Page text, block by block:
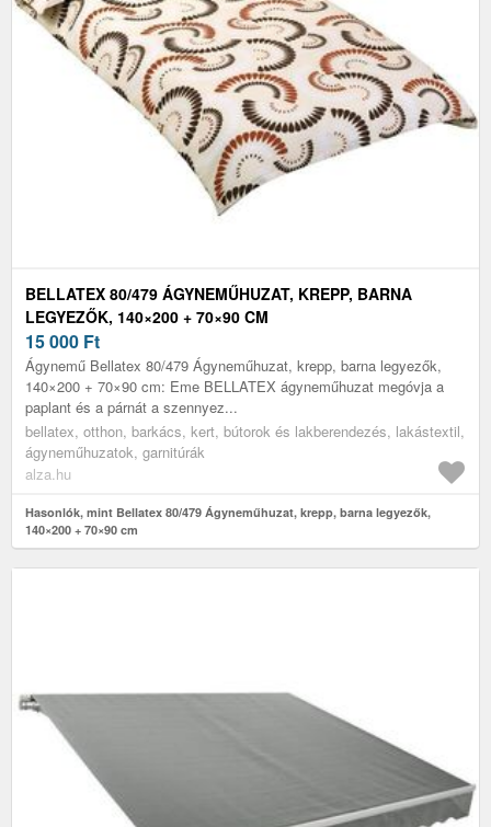
BELLATEX 80/479 ÁGYNEMŰHUZAT, KREPP, BARNA
LEGYEZŐK, 140×200 + 70×90 CM
15 000 Ft
Ágynemű Bellatex 80/479 Ágyneműhuzat, krepp, barna legyezők,
140×200 + 70×90 cm: Eme BELLATEX ágyneműhuzat megóvja a
paplant és a párnát a szennyez...
bellatex, otthon, barkács, kert, bútorok és lakberendezés, lakástextil,
ágyneműhuzatok, garnitúrák
alza.hu
Hasonlók, mint Bellatex 80/479 Ágyneműhuzat, krepp, barna legyezők,
140×200 + 70×90 cm